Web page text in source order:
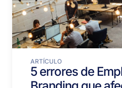
ARTÍCULO
5 errores de